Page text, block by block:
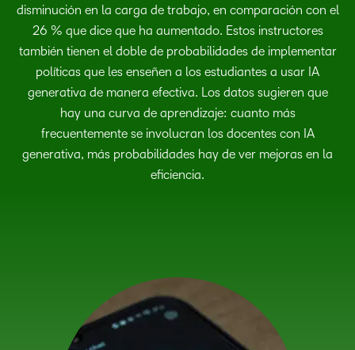
disminución en la carga de trabajo, en comparación con el
26 % que dice que ha aumentado. Estos instructores
también tienen el doble de probabilidades de implementar
políticas que les enseñen a los estudiantes a usar IA
generativa de manera efectiva. Los datos sugieren que
hay una curva de aprendizaje: cuanto más
frecuentemente se involucran los docentes con IA
generativa, más probabilidades hay de ver mejoras en la
eficiencia.